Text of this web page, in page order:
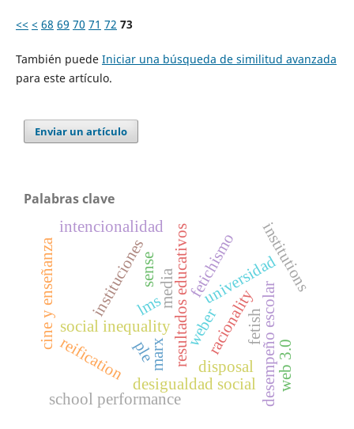
<< < 68 69 70 71 72 73
También puede Iniciar una búsqueda de similitud avanzada
para este artículo.
Enviar un artículo
Palabras clave
universidad
fetichismo
resultados educativos desempeño escolar
social inequality
desigualdad social
racionality
weber
institutions
instituciones
fetish
disposal
reification marx
media
cine y enseñanza
ple
lms
web 3.0
school performance
sense
intencionalidad